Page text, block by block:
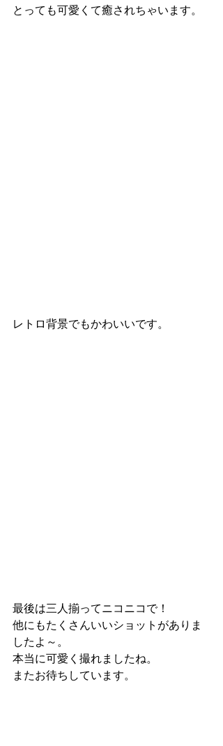
とっても可愛くて癒されちゃいます。
レトロ背景でもかわいいです。
最後は三人揃ってニコニコで！
他にもたくさんいいショットがありま
したよ～。
本当に可愛く撮れましたね。
またお待ちしています。